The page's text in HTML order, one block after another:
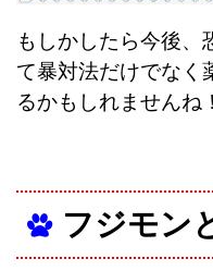
もしかしたら今後、
て暴対法だけでなく
るかもしれませんね
フジモン